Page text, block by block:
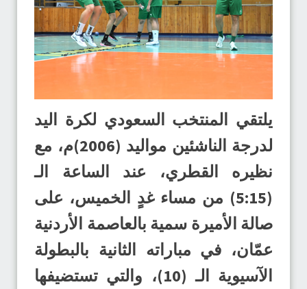
يلتقي المنتخب السعودي لكرة اليد
لدرجة الناشئين مواليد (2006)م، مع
نظيره القطري، عند الساعة الـ
(5:15) من مساء غدٍ الخميس، على
صالة الأميرة سمية بالعاصمة الأردنية
عمّان، في مباراته الثانية بالبطولة
الآسيوية الـ (10)، والتي تستضيفها